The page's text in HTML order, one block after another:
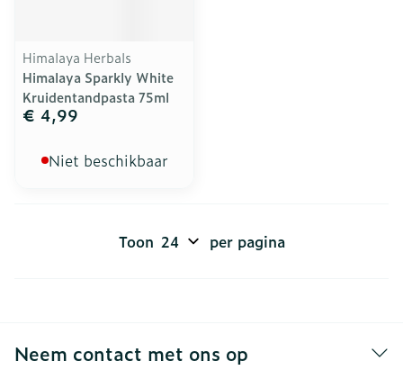
Himalaya Herbals
Himalaya Sparkly White
Kruidentandpasta 75ml
€ 4,99
Niet beschikbaar
Toon per pagina
Neem contact met ons op